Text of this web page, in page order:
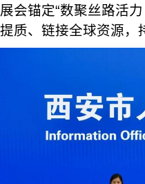
展会锚定“数聚丝路活
提质、链接全球资源，